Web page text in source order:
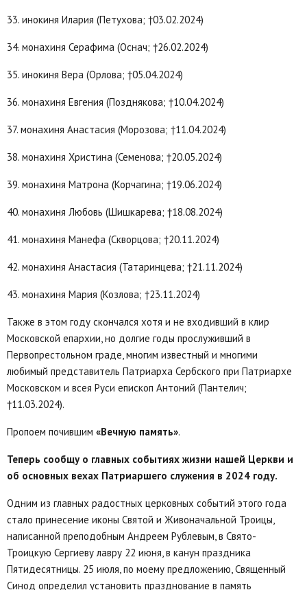
33. инокиня Илария (Петухова; †03.02.2024)
34. монахиня Серафима (Оснач; †26.02.2024)
35. инокиня Вера (Орлова; †05.04.2024)
36. монахиня Евгения (Позднякова; †10.04.2024)
37. монахиня Анастасия (Морозова; †11.04.2024)
38. монахиня Христина (Семенова; †20.05.2024)
39. монахиня Матрона (Корчагина; †19.06.2024)
40. монахиня Любовь (Шишкарева; †18.08.2024)
41. монахиня Манефа (Скворцова; †20.11.2024)
42. монахиня Анастасия (Татаринцева; †21.11.2024)
43. монахиня Мария (Козлова; †23.11.2024)
Также в этом году скончался хотя и не входивший в клир
Московской епархии, но долгие годы прослуживший в
Первопрестольном граде, многим известный и многими
любимый представитель Патриарха Сербского при Патриархе
Московском и всея Руси епископ Антоний (Пантелич;
†11.03.2024).
Пропоем почившим «Вечную память».
Теперь сообщу о главных событиях жизни нашей Церкви и
об основных вехах Патриаршего служения в 2024 году.
Одним из главных радостных церковных событий этого года
стало принесение иконы Святой и Живоначальной Троицы,
написанной преподобным Андреем Рублевым, в Свято-
Троицкую Сергиеву лавру 22 июня, в канун праздника
Пятидесятницы. 25 июля, по моему предложению, Священный
Синод определил установить празднование в память